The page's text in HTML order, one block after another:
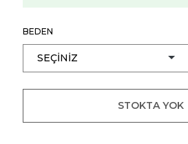
BEDEN
STOKTA YOK